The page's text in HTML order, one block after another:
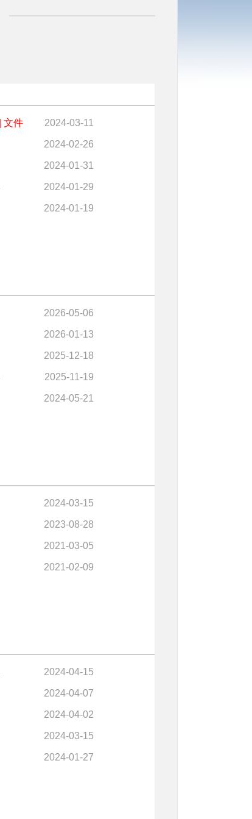
| 文件 2024-03-11
2024-02-26
2024-01-31
2024-01-29
2024-01-19
2026-05-06
2026-01-13
2025-12-18
2025-11-19
2024-05-21
2024-03-15
2023-08-28
2021-03-05
2021-02-09
2024-04-15
2024-04-07
2024-04-02
2024-03-15
2024-01-27